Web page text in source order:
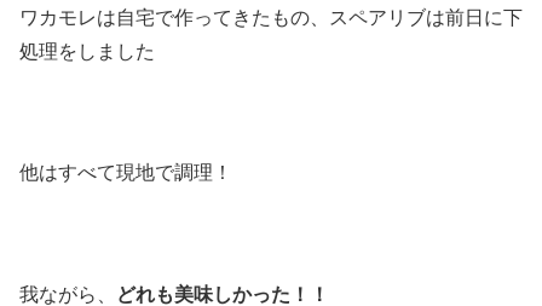
ワカモレは自宅で作ってきたもの、スペアリブは前日に下
処理をしました
他はすべて現地で調理！
我ながら、 どれも美味しかった！！